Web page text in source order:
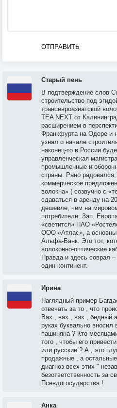
ОТПРАВИТЬ
Старый пень
В подтверждение слов
строительство под
трансевроазиатской
TEA NEXT от
расширением в
Франкфурта на Одере и
узнал о начале
наконец-то в России
управленческая
промышленные и
страны. Рано радовался,
коммерческое
волокна» ( созвучно с
сдаваться в аренду на
дешевле, чем на
потребители: Зап.
«светится» ПАО
ООО «Атлас», а
Альфа-Банк. Это тот,
волоконно-оптические
Правда и здесь соврал –
один континент.
Ирина
Наглядный пример
отвечать за то , что
Вах , вах , вах , бедный
руках буквально вносил
пашиняна ? Кто
того , чтобы его
или русские ? А , это
продажные , а
диагноз всех этих "
безответственность за
Псевдогосударства !
Анка